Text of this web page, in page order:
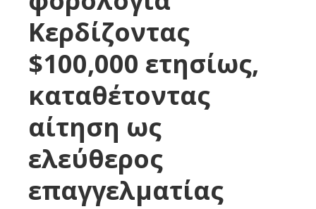
Κερδίζοντας
$100,000 ετησίως,
καταθέτοντας
αίτηση ως
ελεύθερος
επαγγελματίας